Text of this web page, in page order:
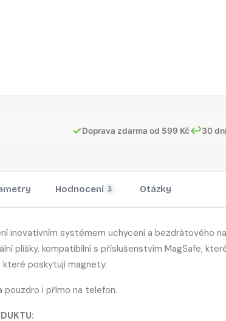
✓Doprava zdarma od 599 Kč↩30
Hodnocení 3 Otázky
inovativním systémem uchycení a bezdrátového
plíšky, kompatibilní s příslušenstvím MagSafe,
poskytují magnety.
pouzdro i přímo na telefon.